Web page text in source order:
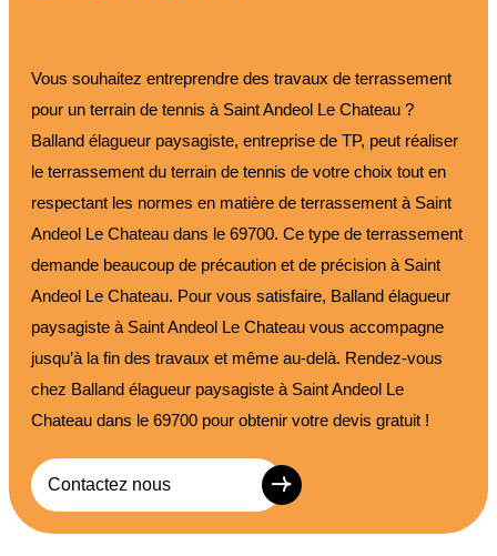
Vous souhaitez entreprendre des travaux de terrassement
pour un terrain de tennis à Saint Andeol Le Chateau ?
Balland élagueur paysagiste, entreprise de TP, peut réaliser
le terrassement du terrain de tennis de votre choix tout en
respectant les normes en matière de terrassement à Saint
Andeol Le Chateau dans le 69700. Ce type de terrassement
demande beaucoup de précaution et de précision à Saint
Andeol Le Chateau. Pour vous satisfaire, Balland élagueur
paysagiste à Saint Andeol Le Chateau vous accompagne
jusqu’à la fin des travaux et même au-delà. Rendez-vous
chez Balland élagueur paysagiste à Saint Andeol Le
Chateau dans le 69700 pour obtenir votre devis gratuit !
Contactez nous